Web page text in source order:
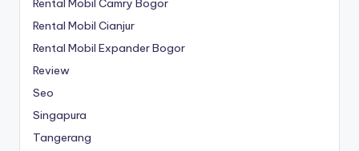
Rental Mobil Camry Bogor
Rental Mobil Cianjur
Rental Mobil Expander Bogor
Review
Seo
Singapura
Tangerang